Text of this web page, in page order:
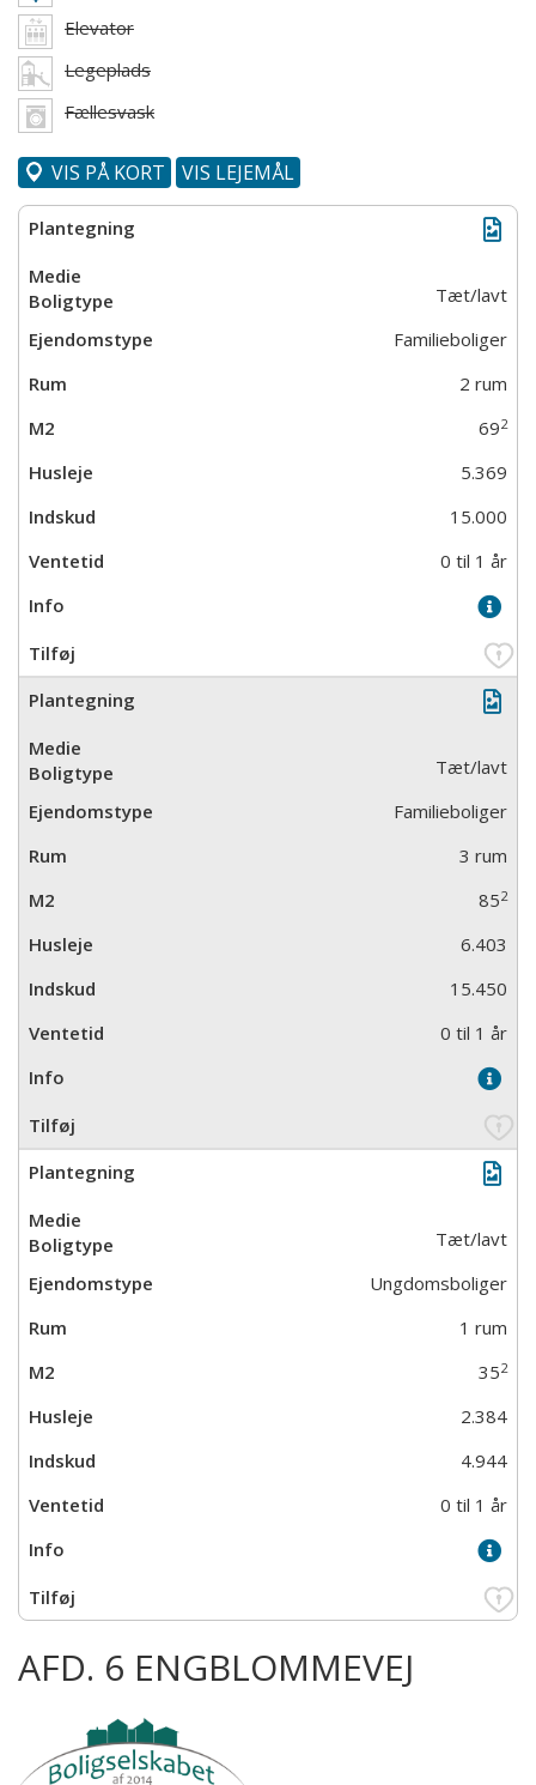
Elevator
Legeplads
Fællesvask
VIS PÅ KORT VIS LEJEMÅL
Tæt/lavt
Familieboliger
2 rum
692
5.369
15.000
0 til 1 år
Tæt/lavt
Familieboliger
3 rum
852
6.403
15.450
0 til 1 år
Tæt/lavt
Ungdomsboliger
1 rum
352
2.384
4.944
0 til 1 år
AFD. 6 ENGBLOMMEVEJ